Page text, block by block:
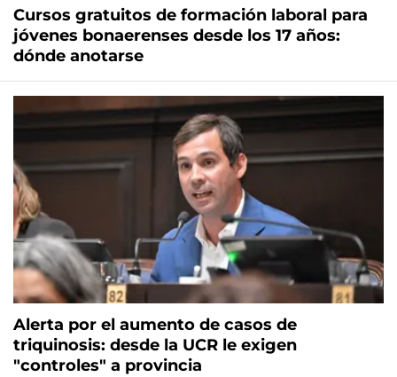
Cursos gratuitos de formación laboral para
jóvenes bonaerenses desde los 17 años:
dónde anotarse
Alerta por el aumento de casos de
triquinosis: desde la UCR le exigen
"controles" a provincia